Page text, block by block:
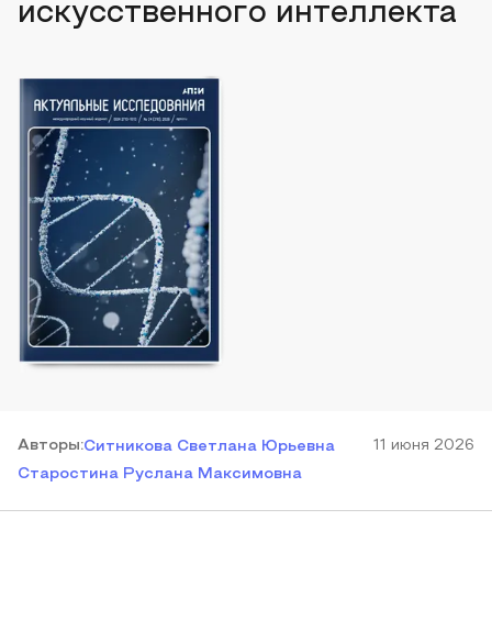
искусственного интеллекта
Авторы:Ситникова Светлана Юрьевна
Старостина Руслана Максимовна
11 июня 2026